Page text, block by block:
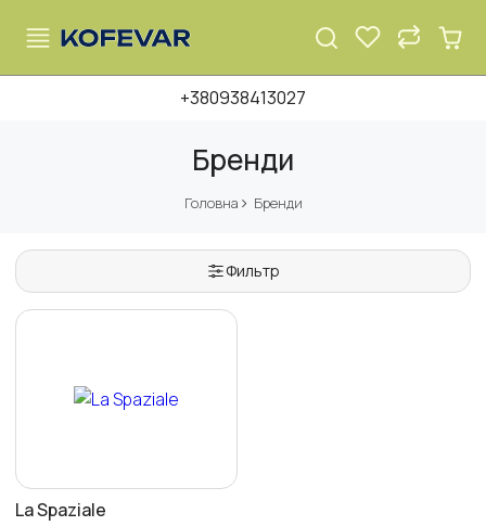
+380938413027
Бренди
Головна Бренди
Фильтр
La Spaziale